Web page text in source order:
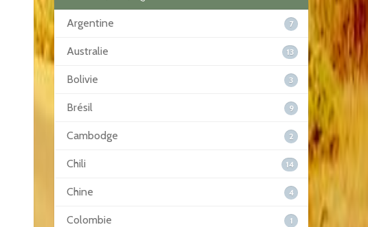
Argentine 7
Australie 13
Bolivie 3
Brésil 9
Cambodge 2
Chili 14
Chine 4
Colombie 1